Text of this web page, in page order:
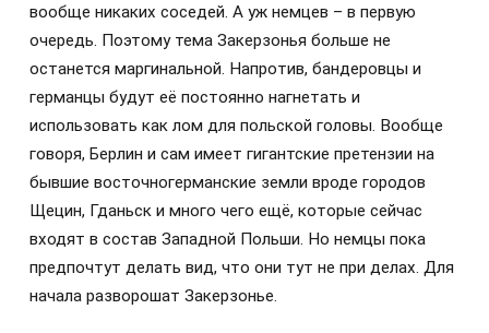
вообще никаких соседей. А уж немцев – в первую
очередь. Поэтому тема Закерзонья больше не
останется маргинальной. Напротив, бандеровцы и
германцы будут её постоянно нагнетать и
использовать как лом для польской головы. Вообще
говоря, Берлин и сам имеет гигантские претензии на
бывшие восточногерманские земли вроде городов
Щецин, Гданьск и много чего ещё, которые сейчас
входят в состав Западной Польши. Но немцы пока
предпочтут делать вид, что они тут не при делах. Для
начала разворошат Закерзонье.